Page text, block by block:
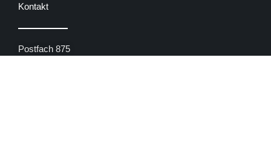
Kontakt
Postfach 875